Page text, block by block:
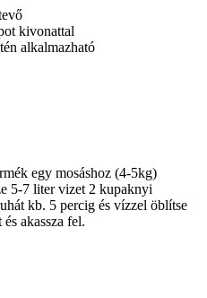
kivonattal
alkalmazható
egy mosáshoz (4-5kg)
5-7 liter vizet 2 kupaknyi
kb. 5 percig és vízzel öblítse
akassza fel.